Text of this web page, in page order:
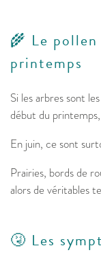
🌾 Le pollen
printemps
Si les arbres sont
début du
En juin, ce sont
Prairies, bords de
alors de véritables
🤧 Les